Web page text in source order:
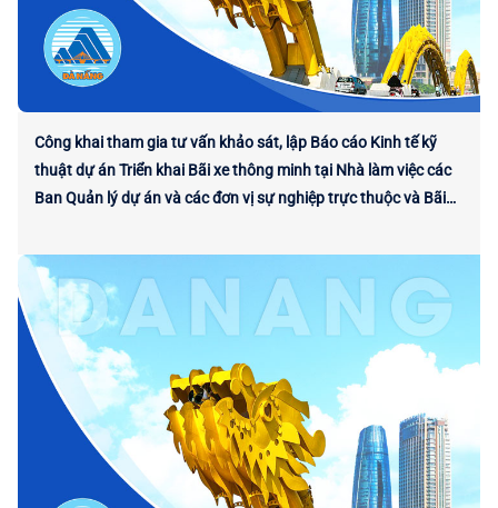
Công khai tham gia tư vấn khảo sát, lập Báo cáo Kinh tế kỹ
thuật dự án Triển khai Bãi xe thông minh tại Nhà làm việc các
Ban Quản lý dự án và các đơn vị sự nghiệp trực thuộc và Bãi